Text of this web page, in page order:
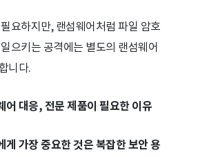
요하지만, 랜섬웨어처럼 파일 암호
으키는 공격에는 별도의 랜섬웨어
니다.
어 대응, 전문 제품이 필요한 이유
게 가장 중요한 것은 복잡한 보안 용